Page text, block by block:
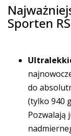
Sporten
do
(tylko 940
Pozwalają